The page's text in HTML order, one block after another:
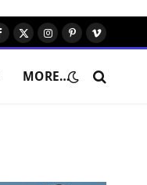
X
Instagram
Pinterest
Vimeo
MORE…